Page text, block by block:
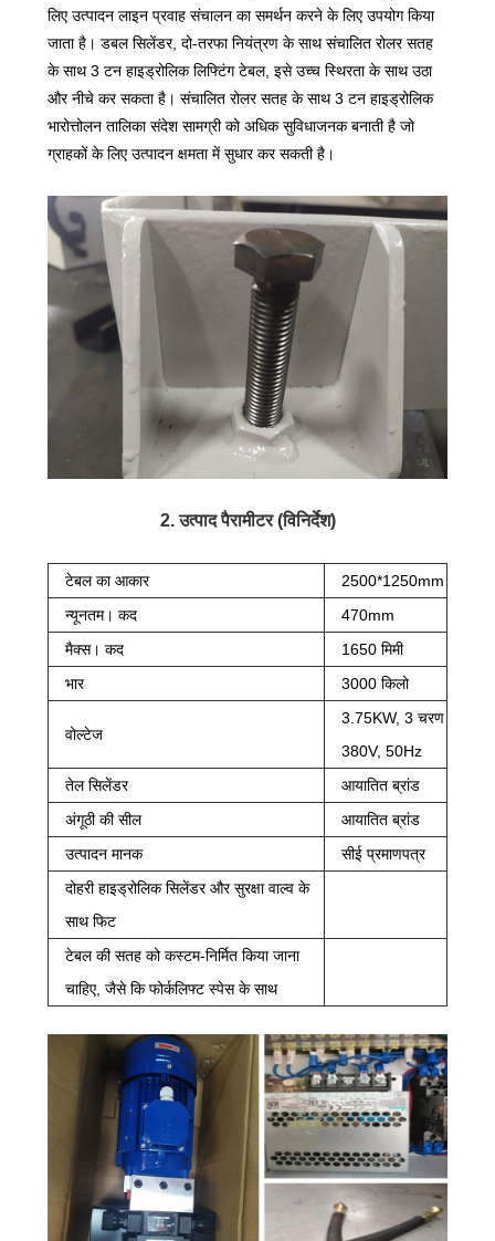
लिए उत्पादन लाइन प्रवाह संचालन का समर्थन करने के लिए उपयोग किया
जाता है। डबल सिलेंडर, दो-तरफा नियंत्रण के साथ संचालित रोलर सतह
के साथ 3 टन हाइड्रोलिक लिफ्टिंग टेबल, इसे उच्च स्थिरता के साथ उठा
और नीचे कर सकता है। संचालित रोलर सतह के साथ 3 टन हाइड्रोलिक
भारोत्तोलन तालिका संदेश सामग्री को अधिक सुविधाजनक बनाती है जो
ग्राहकों के लिए उत्पादन क्षमता में सुधार कर सकती है।
2. उत्पाद पैरामीटर (विनिर्देश)
टेबल का आकार
2500*1250mm
न्यूनतम। कद
470mm
मैक्स। कद
1650 मिमी
भार
3000 किलो
वोल्टेज
3.75KW, 3 चरण
380V, 50Hz
तेल सिलेंडर
आयातित ब्रांड
अंगूठी की सील
आयातित ब्रांड
उत्पादन मानक
सीई प्रमाणपत्र
दोहरी हाइड्रोलिक सिलेंडर और सुरक्षा वाल्व के
साथ फिट
टेबल की सतह को कस्टम-निर्मित किया जाना
चाहिए, जैसे कि फोर्कलिफ्ट स्पेस के साथ